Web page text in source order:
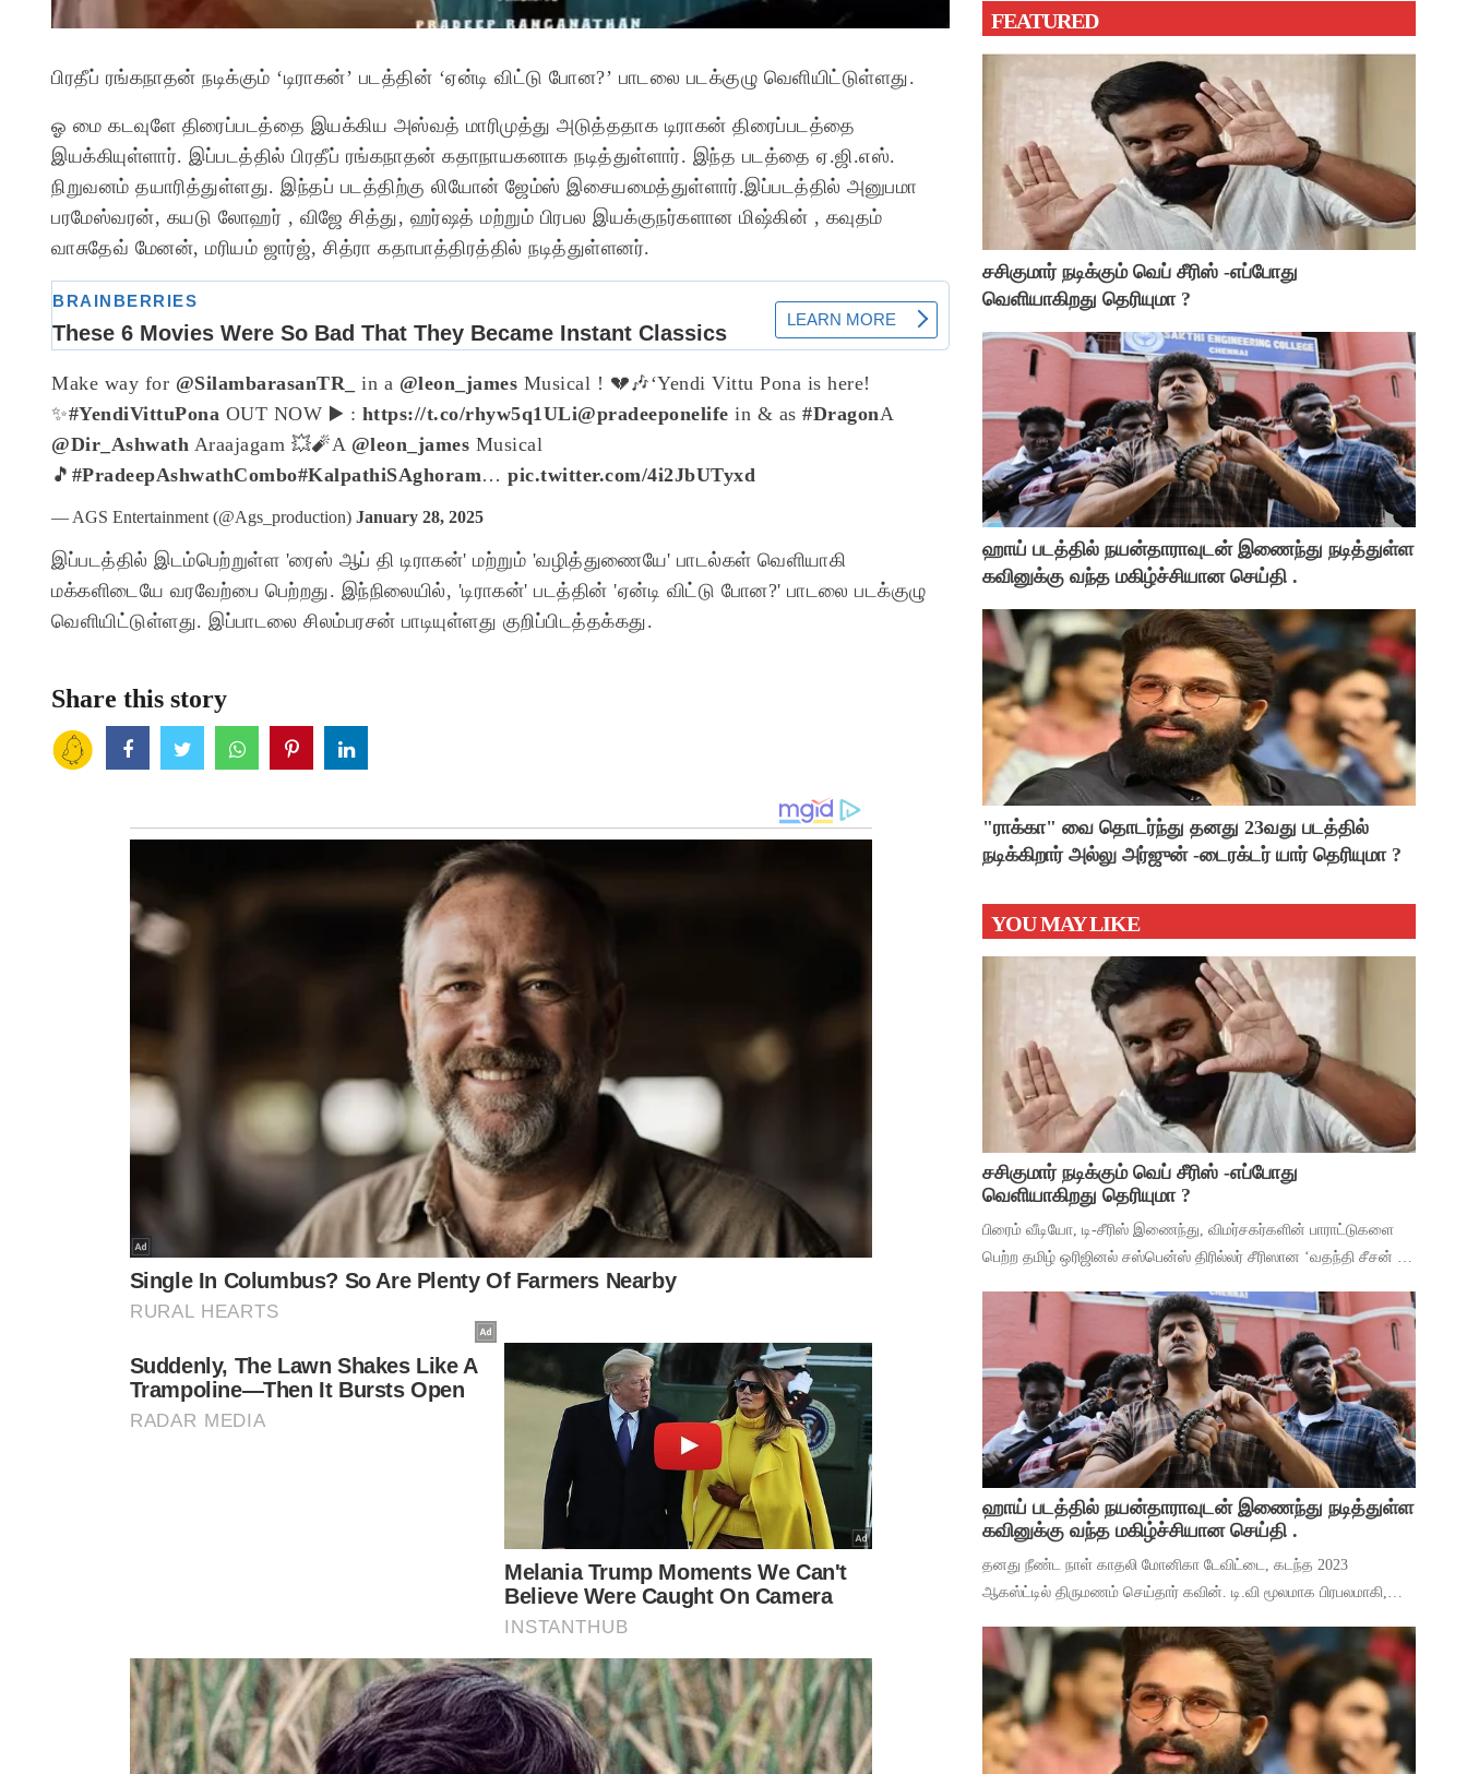
பிரதீப் ரங்கநாதன் நடிக்கும் ‘டிராகன்’ படத்தின் ‘ஏன்டி விட்டு போன?’ பாடலை படக்குழு வெளியிட்டுள்ளது.
ஓ மை கடவுளே திரைப்படத்தை இயக்கிய அஸ்வத் மாரிமுத்து அடுத்ததாக டிராகன் திரைப்படத்தை
இயக்கியுள்ளார். இப்படத்தில் பிரதீப் ரங்கநாதன் கதாநாயகனாக நடித்துள்ளார். இந்த படத்தை ஏ.ஜி.எஸ்.
நிறுவனம் தயாரித்துள்ளது. இந்தப் படத்திற்கு லியோன் ஜேம்ஸ் இசையமைத்துள்ளார்.இப்படத்தில் அனுபமா
பரமேஸ்வரன், கயடு லோஹர் , விஜே சித்து, ஹர்ஷத் மற்றும் பிரபல இயக்குநர்களான மிஷ்கின் , கவுதம்
வாசுதேவ் மேனன், மரியம் ஜார்ஜ், சித்ரா கதாபாத்திரத்தில் நடித்துள்ளனர்.
Make way for @SilambarasanTR_ in a @leon_james Musical ! 💔🎶‘Yendi Vittu Pona is here!
✨#YendiVittuPona OUT NOW ▶️ : https://t.co/rhyw5q1ULi@pradeeponelife in & as #DragonA
@Dir_Ashwath Araajagam 💥🧨A @leon_james Musical
🎵 #PradeepAshwathCombo#KalpathiSAghoram… pic.twitter.com/4i2JbUTyxd
— AGS Entertainment (@Ags_production) January 28, 2025
இப்படத்தில் இடம்பெற்றுள்ள 'ரைஸ் ஆப் தி டிராகன்' மற்றும் 'வழித்துணையே' பாடல்கள் வெளியாகி
மக்களிடையே வரவேற்பை பெற்றது. இந்நிலையில், 'டிராகன்' படத்தின் 'ஏன்டி விட்டு போன?' பாடலை படக்குழு
வெளியிட்டுள்ளது. இப்பாடலை சிலம்பரசன் பாடியுள்ளது குறிப்பிடத்தக்கது.
Share this story
FEATURED
சசிகுமார் நடிக்கும் வெப் சீரிஸ் -எப்போது
வெளியாகிறது தெரியுமா ?
ஹாய் படத்தில் நயன்தாராவுடன் இணைந்து நடித்துள்ள
கவினுக்கு வந்த மகிழ்ச்சியான செய்தி .
"ராக்கா" வை தொடர்ந்து தனது 23வது படத்தில்
நடிக்கிறார் அல்லு அர்ஜுன் -டைரக்டர் யார் தெரியுமா ?
YOU MAY LIKE
சசிகுமார் நடிக்கும் வெப் சீரிஸ் -எப்போது
வெளியாகிறது தெரியுமா ?
பிரைம் வீடியோ, டி-சீரிஸ் இணைந்து, விமர்சகர்களின் பாராட்டுகளை
பெற்ற தமிழ் ஒரிஜினல் சஸ்பென்ஸ் திரில்லர் சீரிஸான ‘வதந்தி சீசன் 2:
வெளியிட்டுள்ளனர். ச
ஹாய் படத்தில் நயன்தாராவுடன் இணைந்து நடித்துள்ள
கவினுக்கு வந்த மகிழ்ச்சியான செய்தி .
தனது நீண்ட நாள் காதலி மோனிகா டேவிட்டை, கடந்த 2023
ஆகஸ்ட்டில் திருமணம் செய்தார் கவின். டி.வி மூலமாக பிரபலமாகி,
மூலம் ஹீரோவாக மாறி வெற்றிபெ